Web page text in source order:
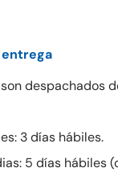
entrega
despachados
3 días hábiles.
5 días hábiles